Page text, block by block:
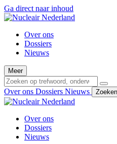
Ga direct naar inhoud
Over ons
Dossiers
Nieuws
Meer
Over ons Dossiers Nieuws Zoeken
Over ons
Dossiers
Nieuws